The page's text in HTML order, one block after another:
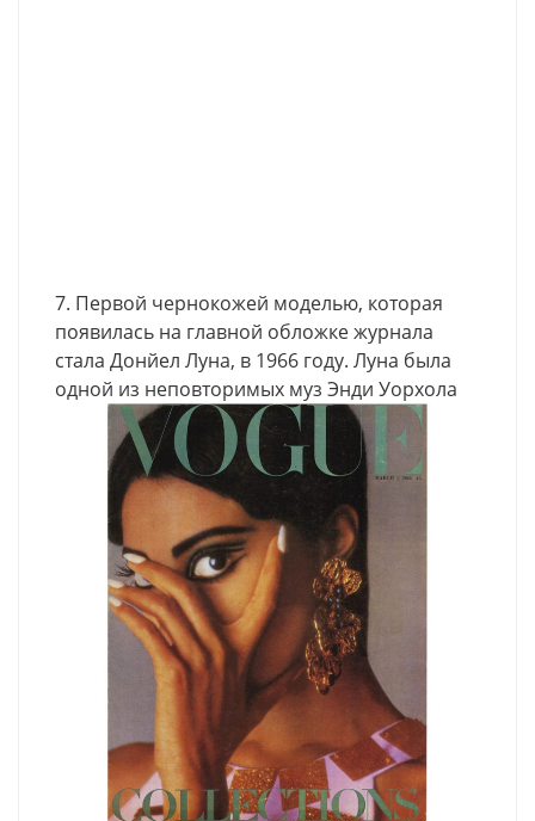
7. Первой чернокожей моделью, которая
появилась на главной обложке журнала
стала Донйел Луна, в 1966 году. Луна была
одной из неповторимых муз Энди Уорхола